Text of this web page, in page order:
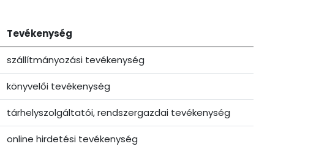
Tevékenység
szállítmányozási tevékenység
könyvelői tevékenység
tárhelyszolgáltatói, rendszergazdai tevékenység
online hirdetési tevékenység